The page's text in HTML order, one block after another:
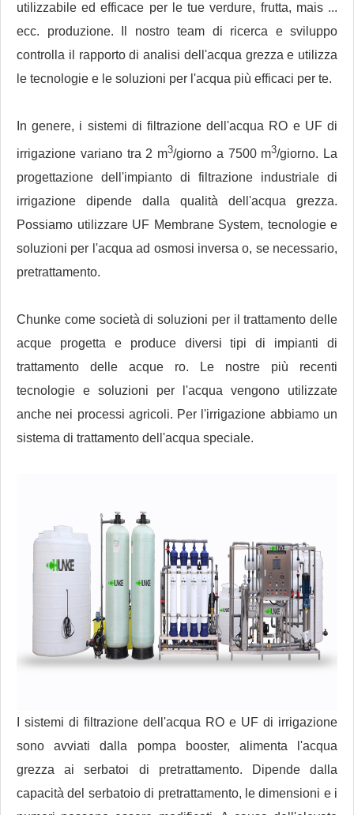
utilizzabile ed efficace per le tue verdure, frutta, mais ...
ecc. produzione. Il nostro team di ricerca e sviluppo
controlla il rapporto di analisi dell'acqua grezza e utilizza
le tecnologie e le soluzioni per l'acqua più efficaci per te.
In genere, i sistemi di filtrazione dell'acqua RO e UF di
irrigazione variano tra 2 m3/giorno a 7500 m3/giorno. La
progettazione dell'impianto di filtrazione industriale di
irrigazione dipende dalla qualità dell'acqua grezza.
Possiamo utilizzare UF Membrane System, tecnologie e
soluzioni per l'acqua ad osmosi inversa o, se necessario,
pretrattamento.
Chunke come società di soluzioni per il trattamento delle
acque progetta e produce diversi tipi di impianti di
trattamento delle acque ro. Le nostre più recenti
tecnologie e soluzioni per l'acqua vengono utilizzate
anche nei processi agricoli. Per l'irrigazione abbiamo un
sistema di trattamento dell'acqua speciale.
I sistemi di filtrazione dell'acqua RO e UF di irrigazione
sono avviati dalla pompa booster, alimenta l'acqua
grezza ai serbatoi di pretrattamento. Dipende dalla
capacità del serbatoio di pretrattamento, le dimensioni e i